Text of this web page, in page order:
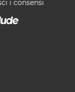
i consensi